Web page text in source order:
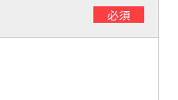
必須